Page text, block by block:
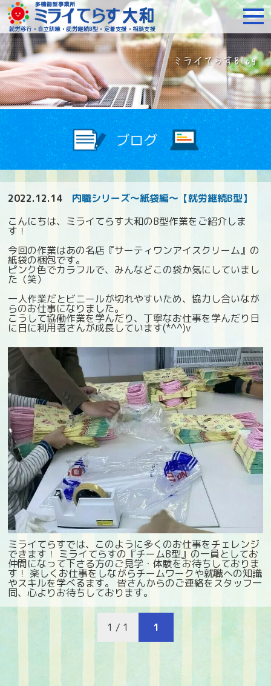
障がいをお持ちの方へ
2022.12.14
内職シリーズ～紙袋編～【就労継続B型】
こんにちは、ミライてらす大和のB型作業をご紹介しま
す！
今回の作業はあの名店『サーティワンアイスクリーム』の
紙袋の梱包です。
ピンク色でカラフルで、みんなどこの袋か気にしていまし
た（笑）
一人作業だとビニールが切れやすいため、協力し合いなが
らのお仕事になりました。
こうして協働作業を学んだり、丁寧なお仕事を学んだり日
に日に利用者さんが成長しています(*^^)v
ミライてらすでは、このように多くのお仕事をチェレンジ
できます！ ミライてらすの『チームB型』の一員としてお
仲間になって下さる方のご見学・体験をお待ちしておりま
す！ 楽しくお仕事をしながらチームワークや就職への知識
やスキルを学べるます。 皆さんからのご連絡をスタッフ一
同、心よりお待ちしております。
1 / 1 1